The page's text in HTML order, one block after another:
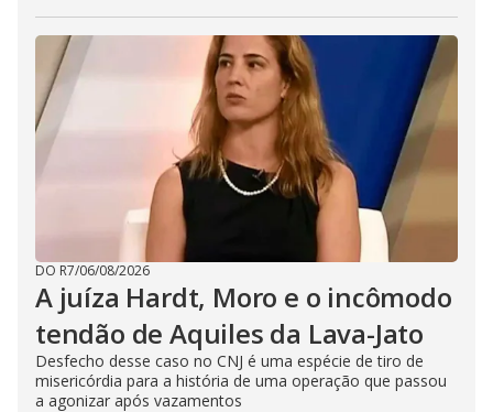
DO R7/06/08/2026
A juíza Hardt, Moro e o incômodo
tendão de Aquiles da Lava-Jato
Desfecho desse caso no CNJ é uma espécie de tiro de
misericórdia para a história de uma operação que passou
a agonizar após vazamentos